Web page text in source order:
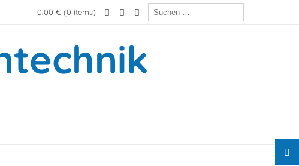
0,00 € (0 items)
Suchen
nach: